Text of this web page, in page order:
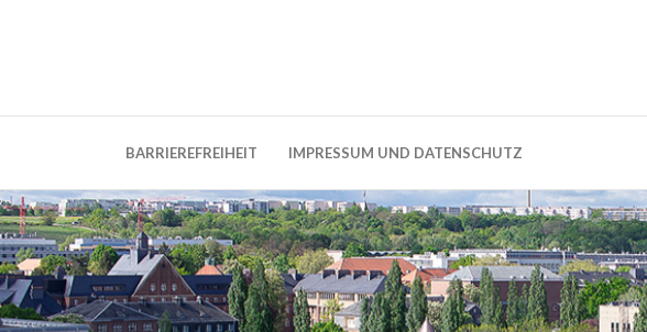
BARRIEREFREIHEIT IMPRESSUM UND DATENSCHUTZ